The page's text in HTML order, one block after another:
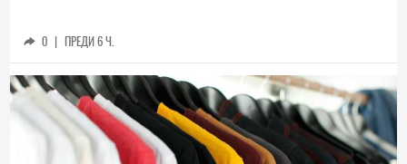
0 | ПРЕДИ 6 Ч.